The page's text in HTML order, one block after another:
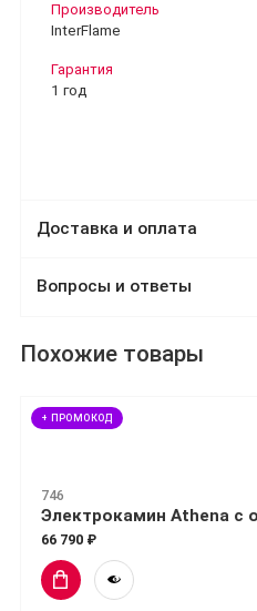
Производитель
InterFlame
Гарантия
1 год
Доставка и оплата
Вопросы и ответы
Похожие товары
+ ПРОМОКОД
746
Электрокамин Athena с
66 790 ₽